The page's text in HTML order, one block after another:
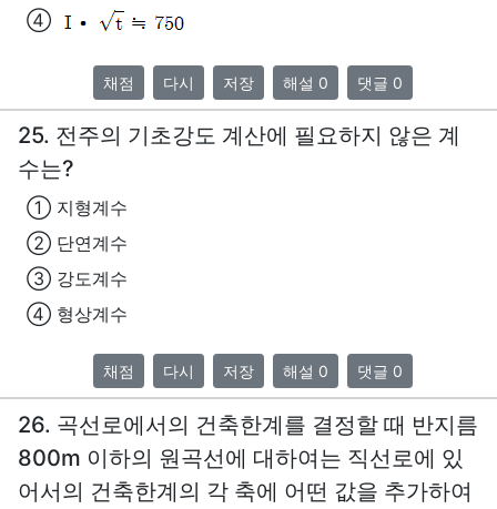
④
채점 다시 저장 해설 0 댓글 0
25. 전주의 기초강도 계산에 필요하지 않은 계
수는?
① 지형계수
② 단연계수
③ 강도계수
④ 형상계수
채점 다시 저장 해설 0 댓글 0
26. 곡선로에서의 건축한계를 결정할 때 반지름
800m 이하의 원곡선에 대하여는 직선로에 있
어서의 건축한계의 각 축에 어떤 값을 추가하여